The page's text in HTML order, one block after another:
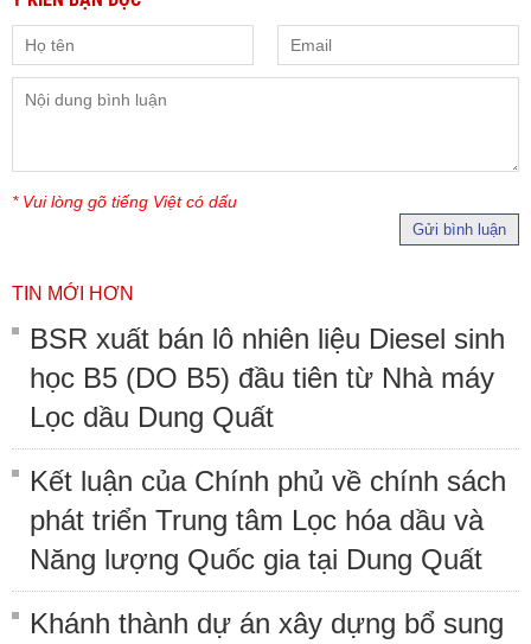
* Vui lòng gõ tiếng Việt có dấu
Gửi bình luận
TIN MỚI HƠN
BSR xuất bán lô nhiên liệu Diesel sinh
học B5 (DO B5) đầu tiên từ Nhà máy
Lọc dầu Dung Quất
Kết luận của Chính phủ về chính sách
phát triển Trung tâm Lọc hóa dầu và
Năng lượng Quốc gia tại Dung Quất
Khánh thành dự án xây dựng bổ sung